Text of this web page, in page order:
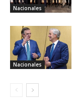
Nacionales
Nacionales